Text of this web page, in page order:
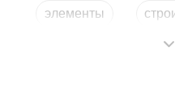
элементы
купить материал